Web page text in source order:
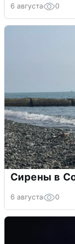
6 августа 0
Сирены в
6 августа 0